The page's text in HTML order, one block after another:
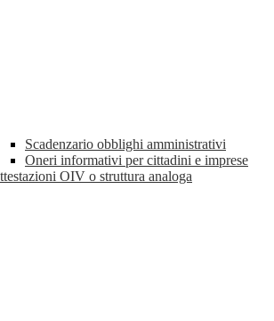
Scadenzario obblighi amministrativi
Oneri informativi per cittadini e imprese
OIV o struttura analoga